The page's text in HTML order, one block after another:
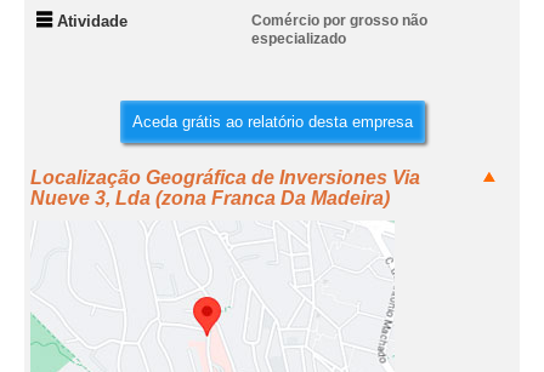
Atividade
Comércio por grosso não
especializado
Aceda grátis ao relatório desta empresa
Localização Geográfica de Inversiones Via
Nueve 3, Lda (zona Franca Da Madeira)